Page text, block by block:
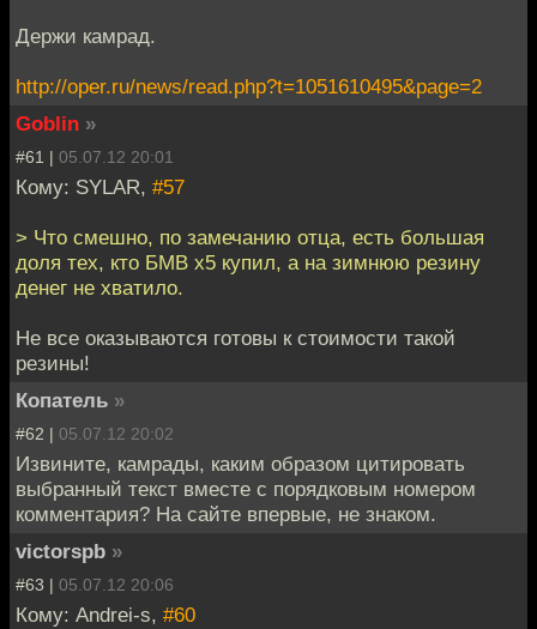
Держи камрад.
http://oper.ru/news/read.php?t=1051610495&page=2
Goblin »
#61 | 05.07.12 20:01
Кому: SYLAR, #57
> Что смешно, по замечанию отца, есть большая
доля тех, кто БМВ х5 купил, а на зимнюю резину
денег не хватило.
Не все оказываются готовы к стоимости такой
резины!
Копатель »
#62 | 05.07.12 20:02
Извините, камрады, каким образом цитировать
выбранный текст вместе с порядковым номером
комментария? На сайте впервые, не знаком.
victorspb »
#63 | 05.07.12 20:06
Кому: Andrei-s, #60